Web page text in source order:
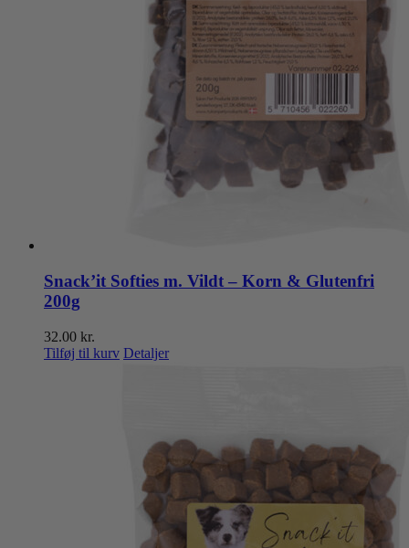
Snack’it Softies m. Vildt – Korn & Glutenfri
200g
32.00 kr.
Tilføj til kurv Detaljer